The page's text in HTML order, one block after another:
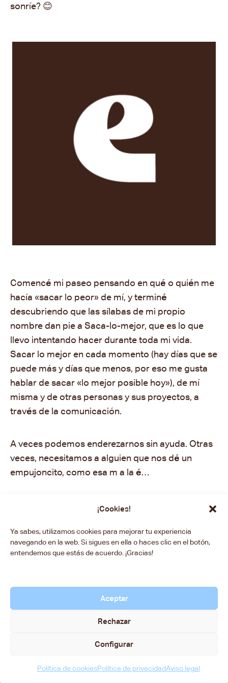
¡Cookies!
Ya sabes, utilizamos cookies para mejorar tu experiencia
navegando en la web. Si sigues en ella o haces clic en el botón,
entendemos que estás de acuerdo. ¡Gracias!
Aceptar
Rechazar
Configurar
Política de cookiesPolítica de privacidadAviso legal
sonríe? 😊
Comencé mi paseo pensando en qué o quién me
hacía «sacar lo peor» de mí, y terminé
descubriendo que las sílabas de mi propio
nombre dan pie a Saca-lo-mejor, que es lo que
llevo intentando hacer durante toda mi vida.
Sacar lo mejor en cada momento (hay días que se
puede más y días que menos, por eso me gusta
hablar de sacar «lo mejor posible hoy»), de mí
misma y de otras personas y sus proyectos, a
través de la comunicación.
A veces podemos enderezarnos sin ayuda. Otras
veces, necesitamos a alguien que nos dé un
empujoncito, como esa m a la é…